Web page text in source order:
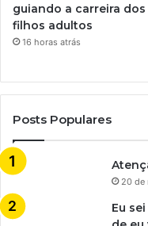
guiando a carreira dos
filhos adultos
16 horas atrás
Posts Populares
20 de
Eu